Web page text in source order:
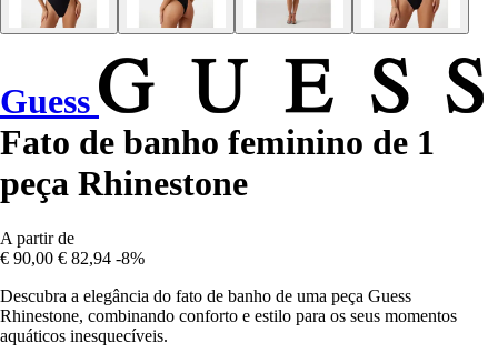
Guess
Fato de banho feminino de 1
peça Rhinestone
A partir de
€ 90,00 € 82,94 -8%
Descubra a elegância do fato de banho de uma peça Guess
Rhinestone, combinando conforto e estilo para os seus momentos
aquáticos inesquecíveis.